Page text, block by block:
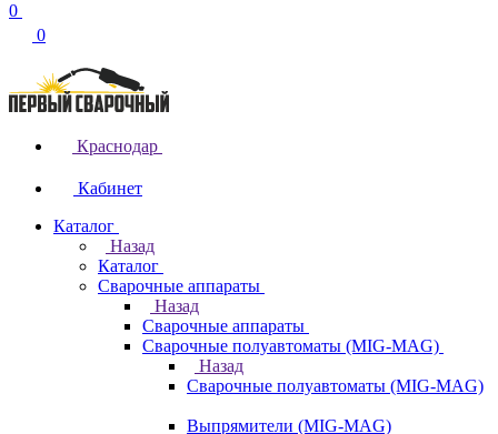
0
0
Краснодар
Кабинет
Каталог
Назад
Каталог
Сварочные аппараты
Назад
Сварочные аппараты
Сварочные полуавтоматы (MIG-MAG)
Назад
Сварочные полуавтоматы (MIG-MAG)
Выпрямители (MIG-MAG)